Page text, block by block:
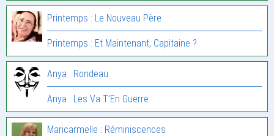
Printemps : Le Nouveau Père
Printemps : Et Maintenant, Capitaine ?
Anya : Rondeau
Anya : Les Va T’En Guerre
Maricarmelle : Réminiscences